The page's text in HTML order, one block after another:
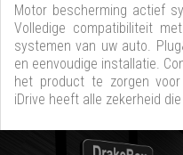
Motor bescherming actief
Volledige compatibiliteit
systemen van uw auto.
en eenvoudige installatie.
het product te zorgen voor
iDrive heeft alle zekerheid